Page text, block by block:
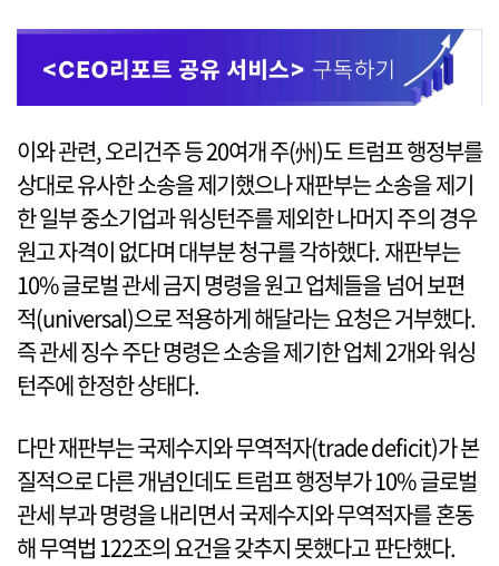
이와 관련, 오리건주 등 20여개 주(州)도 트럼프 행정부를
상대로 유사한 소송을 제기했으나 재판부는 소송을 제기
한 일부 중소기업과 워싱턴주를 제외한 나머지 주의 경우
원고 자격이 없다며 대부분 청구를 각하했다. 재판부는
10% 글로벌 관세 금지 명령을 원고 업체들을 넘어 보편
적(universal)으로 적용하게 해달라는 요청은 거부했다.
즉 관세 징수 주단 명령은 소송을 제기한 업체 2개와 워싱
턴주에 한정한 상태다.
다만 재판부는 국제수지와 무역적자(trade deficit)가 본
질적으로 다른 개념인데도 트럼프 행정부가 10% 글로벌
관세 부과 명령을 내리면서 국제수지와 무역적자를 혼동
해 무역법 122조의 요건을 갖추지 못했다고 판단했다.